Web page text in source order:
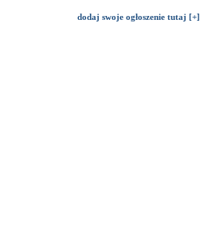
dodaj swoje ogłoszenie tutaj [+]